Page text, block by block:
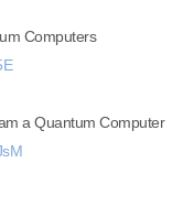
Computers
a Quantum Computer